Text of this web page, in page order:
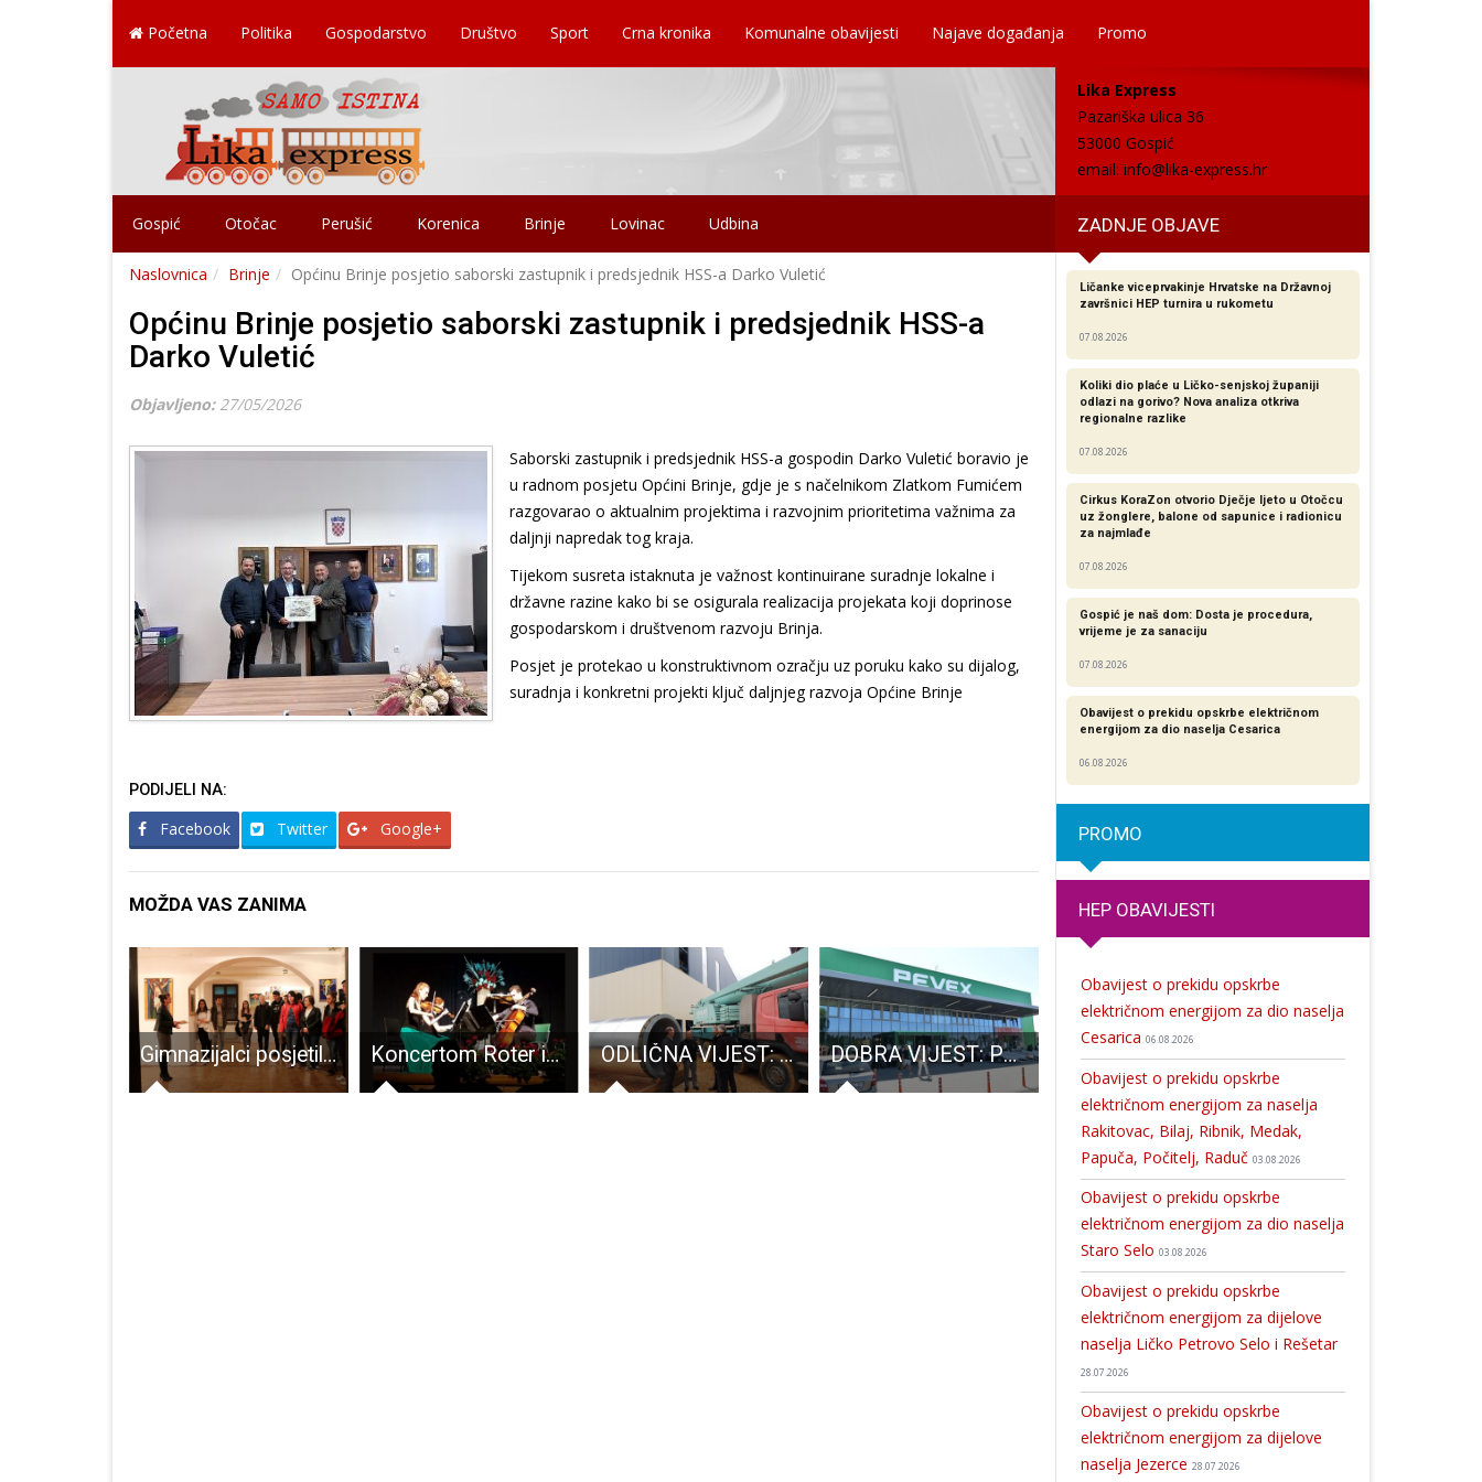
Početna Politika Gospodarstvo Društvo Sport Crna kronika Komunalne obavijesti Najave događanja Promo
Lika Express
Pazariška ulica 36
53000 Gospić
email: info@lika-express.hr
Gospić Otočac Perušić Korenica Brinje Lovinac Udbina ZADNJE OBJAVE
Naslovnica Brinje Općinu Brinje posjetio saborski zastupnik i predsjednik HSS-a Darko Vuletić
Općinu Brinje posjetio saborski zastupnik i predsjednik HSS-a
Darko Vuletić
Objavljeno: 27/05/2026
Saborski zastupnik i predsjednik HSS-a gospodin Darko Vuletić boravio je
u radnom posjetu Općini Brinje, gdje je s načelnikom Zlatkom Fumićem
razgovarao o aktualnim projektima i razvojnim prioritetima važnima za
daljnji napredak tog kraja.
Tijekom susreta istaknuta je važnost kontinuirane suradnje lokalne i
državne razine kako bi se osigurala realizacija projekata koji doprinose
gospodarskom i društvenom razvoju Brinja.
Posjet je protekao u konstruktivnom ozračju uz poruku kako su dijalog,
suradnja i konkretni projekti ključ daljnjeg razvoja Općine Brinje
PODIJELI NA:
Facebook Twitter Google+
MOŽDA VAS ZANIMA
Gimnazijalci posjetili izložbu postavljenu u Muzeju Like povodom Uskrsa Koncertom Roter igel tria u srijedu kreće jesenska koncertna sezona u Pučkom u Gospiću ODLIČNA VIJEST: u Gospiću završavaju radovi na projektu vrijednom 20 milijuna eura, zapošljavat će tridesetak ljudi DOBRA VIJEST: PEVEX, prvi hrvatski trgovački lanac, otvorio prodajni centar u Gospiću Započela akcija oralne vakcinacije lisica na području Hrvatske
Ličanke viceprvakinje Hrvatske na Državnoj
završnici HEP turnira u rukometu
07.08.2026
Koliki dio plaće u Ličko-senjskoj županiji
odlazi na gorivo? Nova analiza otkriva
regionalne razlike​
07.08.2026
Cirkus KoraZon otvorio Dječje ljeto u Otočcu
uz žonglere, balone od sapunice i radionicu
za najmlađe
07.08.2026
Gospić je naš dom: Dosta je procedura,
vrijeme je za sanaciju
07.08.2026
Obavijest o prekidu opskrbe električnom
energijom za dio naselja Cesarica
06.08.2026
PROMO
HEP OBAVIJESTI
Obavijest o prekidu opskrbe
električnom energijom za dio naselja
Cesarica 06.08.2026
Obavijest o prekidu opskrbe
električnom energijom za naselja
Rakitovac, Bilaj, Ribnik, Medak,
Papuča, Počitelj, Raduč 03.08.2026
Obavijest o prekidu opskrbe
električnom energijom za dio naselja
Staro Selo 03.08.2026
Obavijest o prekidu opskrbe
električnom energijom za dijelove
naselja Ličko Petrovo Selo i Rešetar
28.07.2026
Obavijest o prekidu opskrbe
električnom energijom za dijelove
naselja Jezerce 28.07.2026